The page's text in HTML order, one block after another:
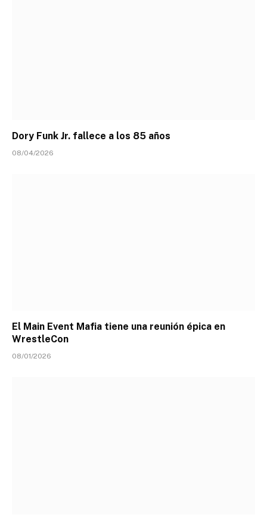
Dory Funk Jr. fallece a los 85 años
08/04/2026
El Main Event Mafia tiene una reunión épica en
WrestleCon
08/01/2026